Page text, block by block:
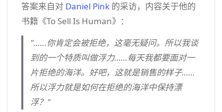
答案来自对 Daniel Pink 的采访，内容关于他的
书籍《To Sell Is Human》：
"……你肯定会被拒绝，这毫无疑问。所以我谈
到的一个特质叫做浮力……每天我都要面对一
片拒绝的海洋。好吧，这就是销售的样子……
所以浮力就是如何在拒绝的海洋中保持漂
浮？"